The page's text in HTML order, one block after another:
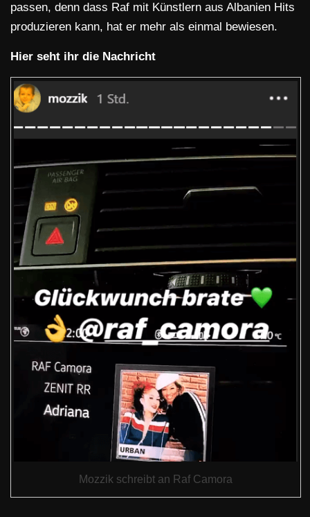
passen, denn dass Raf mit Künstlern aus Albanien Hits
produzieren kann, hat er mehr als einmal bewiesen.
Hier seht ihr die Nachricht
Mozzik schreibt an Raf Camora